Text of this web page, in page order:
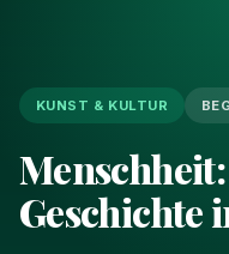
KUNST & KULTUR
Geschichte